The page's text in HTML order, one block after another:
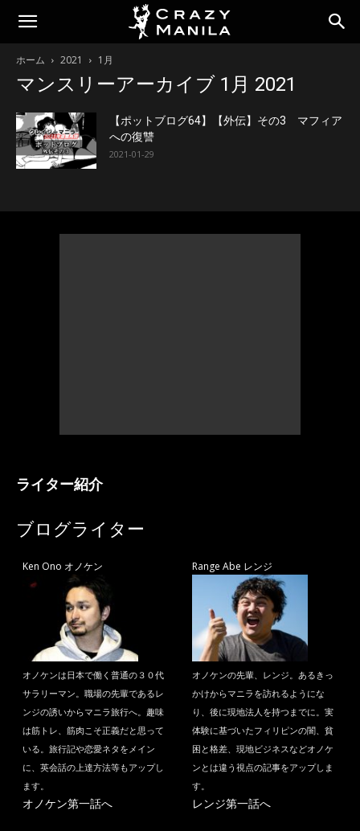
ホーム 2021 1月
マンスリーアーカイブ 1月 2021
【ポットブログ64】【外伝】その3 マフィア
への復讐
2021-01-29
ライター紹介
ブログライター
Ken Ono オノケン
オノケンは日本で働く普通の３０代
サラリーマン。職場の先輩であるレ
ンジの誘いからマニラ旅行へ。趣味
は筋トレ、筋肉こそ正義だと思って
いる。旅行記や恋愛ネタをメイン
に、英会話の上達方法等もアップし
ます。
オノケン第一話へ
Range Abe レンジ
オノケンの先輩、レンジ。あるきっ
かけからマニラを訪れるようにな
り、後に現地法人を持つまでに。実
体験に基づいたフィリピンの闇、貧
困と格差、現地ビジネスなどオノケ
ンとは違う視点の記事をアップしま
す。
レンジ第一話へ